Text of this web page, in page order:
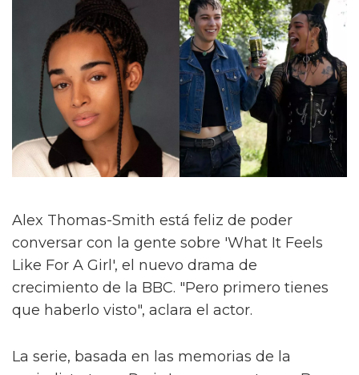
Alex Thomas-Smith está feliz de poder
conversar con la gente sobre 'What It Feels
Like For A Girl', el nuevo drama de
crecimiento de la BBC. "Pero primero tienes
que haberlo visto", aclara el actor.
La serie, basada en las memorias de la